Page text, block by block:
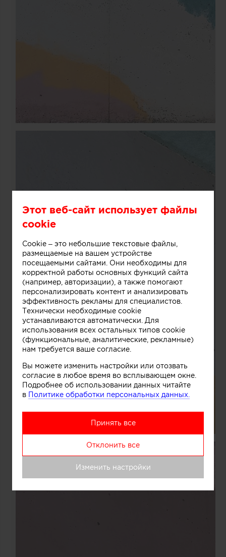
Этот веб-сайт использует файлы
cookie
Cookie – это небольшие текстовые файлы,
размещаемые на вашем устройстве
посещаемыми сайтами. Они необходимы для
корректной работы основных функций сайта
(например, авторизации), а также помогают
персонализировать контент и анализировать
эффективность рекламы для специалистов.
Технически необходимые cookie
устанавливаются автоматически. Для
использования всех остальных типов cookie
(функциональные, аналитические, рекламные)
нам требуется ваше согласие.
Вы можете изменить настройки или отозвать
согласие в любое время во всплывающем окне.
Подробнее об использовании данных читайте
в Политике обработки персональных данных.
Принять все
Отклонить все
Изменить настройки